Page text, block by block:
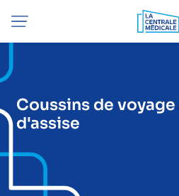
Coussins de
d'assise